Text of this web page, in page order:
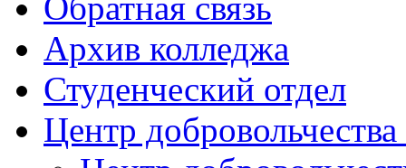
Обратная связь
Архив колледжа
Студенческий отдел
Центр